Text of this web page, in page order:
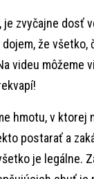
zvyčajne dosť
že všetko,
videu môžeme
hmotu, v ktorej
postarať a
je legálne.